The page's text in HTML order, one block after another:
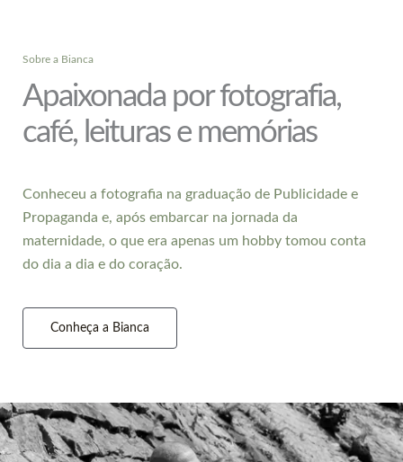
Sobre a Bianca
Apaixonada por fotografia,
café, leituras e memórias
Conheceu a fotografia na graduação de Publicidade e
Propaganda e, após embarcar na jornada da
maternidade, o que era apenas um hobby tomou conta
do dia a dia e do coração.
Conheça a Bianca